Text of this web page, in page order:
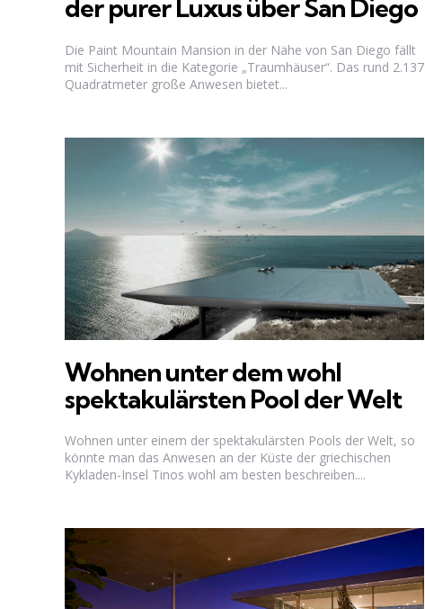
der purer Luxus über San Diego
Die Paint Mountain Mansion in der Nähe von San Diego fällt
mit Sicherheit in die Kategorie „Traumhäuser“. Das rund 2.137
Quadratmeter große Anwesen bietet...
Wohnen unter dem wohl
spektakulärsten Pool der Welt
Wohnen unter einem der spektakulärsten Pools der Welt, so
könnte man das Anwesen an der Küste der griechischen
Kykladen-Insel Tinos wohl am besten beschreiben....